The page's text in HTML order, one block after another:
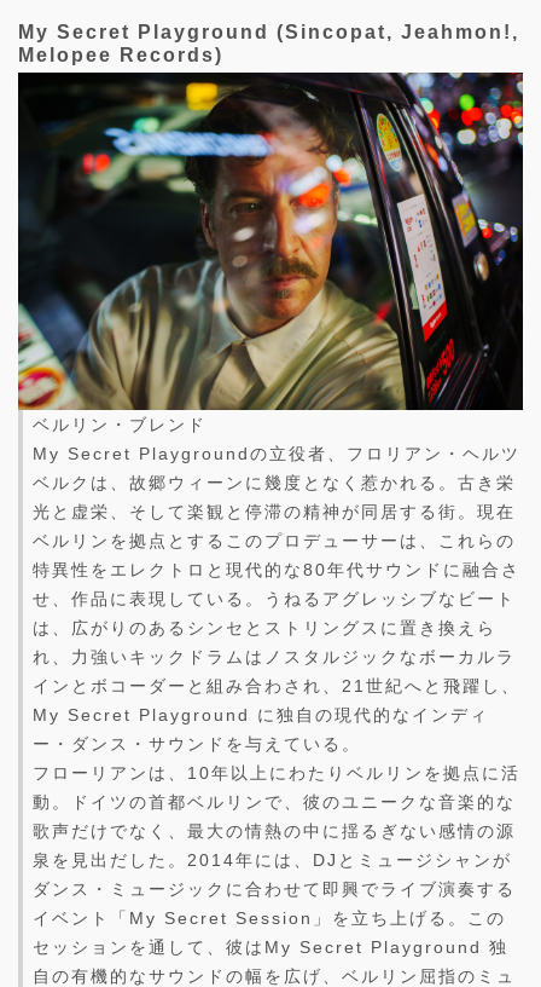
My Secret Playground (Sincopat, Jeahmon!,
Melopee Records)
ベルリン・ブレンド
My Secret Playgroundの立役者、フロリアン・ヘルツ
ベルクは、故郷ウィーンに幾度となく惹かれる。古き栄
光と虚栄、そして楽観と停滞の精神が同居する街。現在
ベルリンを拠点とするこのプロデューサーは、これらの
特異性をエレクトロと現代的な80年代サウンドに融合さ
せ、作品に表現している。うねるアグレッシブなビート
は、広がりのあるシンセとストリングスに置き換えら
れ、力強いキックドラムはノスタルジックなボーカルラ
インとボコーダーと組み合わされ、21世紀へと飛躍し、
My Secret Playground に独自の現代的なインディ
ー・ダンス・サウンドを与えている。
フローリアンは、10年以上にわたりベルリンを拠点に活
動。ドイツの首都ベルリンで、彼のユニークな音楽的な
歌声だけでなく、最大の情熱の中に揺るぎない感情の源
泉を見出だした。2014年には、DJとミュージシャンが
ダンス・ミュージックに合わせて即興でライブ演奏する
イベント「My Secret Session」を立ち上げる。この
セッションを通して、彼はMy Secret Playground 独
自の有機的なサウンドの幅を広げ、ベルリン屈指のミュ